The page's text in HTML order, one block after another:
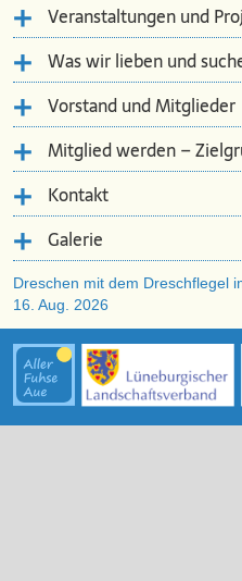
Veranstaltungen und
Was wir lieben und
Vorstand und Mitglieder
Mitglied werden –
Kontakt
Galerie
Dreschen mit dem Dreschflegel
16. Aug. 2026